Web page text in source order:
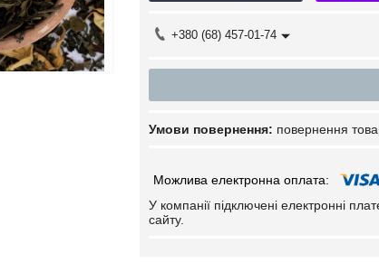
+380 (68) 457-01-74
повернення
У компанії підключені електронні
сайту.